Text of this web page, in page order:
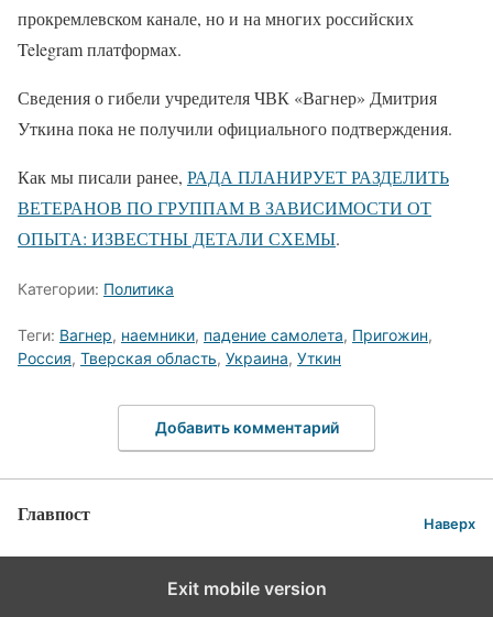
прокремлевском канале, но и на многих российских
Telegram платформах.
Сведения о гибели учредителя ЧВК «Вагнер» Дмитрия
Уткина пока не получили официального подтверждения.
Как мы писали ранее, РАДА ПЛАНИРУЕТ РАЗДЕЛИТЬ
ВЕТЕРАНОВ ПО ГРУППАМ В ЗАВИСИМОСТИ ОТ
ОПЫТА: ИЗВЕСТНЫ ДЕТАЛИ СХЕМЫ.
Категории: Политика
Теги: Вагнер, наемники, падение самолета, Пригожин,
Россия, Тверская область, Украина, Уткин
Добавить комментарий
Главпост Наверх
Exit mobile version